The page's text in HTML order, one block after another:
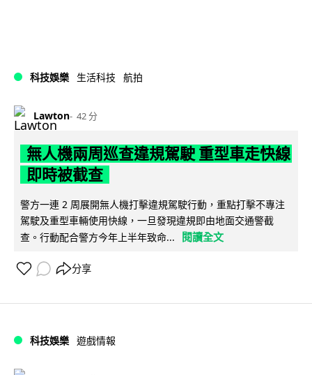
科技娛樂 生活科技 航拍
Lawton 42 分
無人機兩周巡查違規駕駛 重型車走快線
即時被截查
警方一連 2 周展開無人機打擊違規駕駛行動，重點打擊不專注
駕駛及重型車輛使用快線，一旦發現違規即由地面交通警截
查。行動配合警方今年上半年致命...
閱讀全文
分享
科技娛樂 遊戲情報